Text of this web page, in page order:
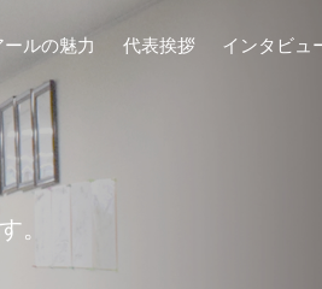
ールの魅力 代表挨拶 インタビュ
。